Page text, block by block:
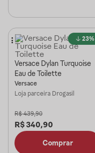
23%
Versace Dylan Turquoise
Eau de Toilette
Versace
Loja parceira Drogasil
R$ 439,90
R$340,90
Comprar